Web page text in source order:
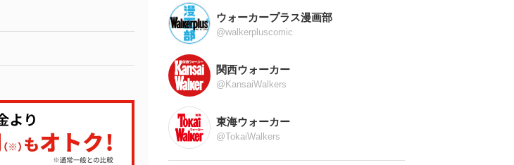
ウォーカープラス漫画部
@walkerpluscomic
関西ウォーカー
@KansaiWalkers
東海ウォーカー
@TokaiWalkers